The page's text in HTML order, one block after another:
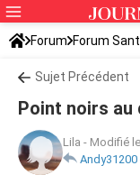
Forum Forum
Sujet Précédent
Point noirs au
Lila - Modifié
Andy31200